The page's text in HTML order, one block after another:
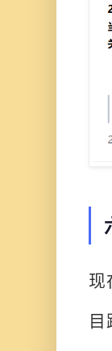
现
目